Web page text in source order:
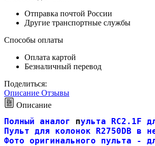
Отправка почтой России
Другие транспортные службы
Способы оплаты
Оплата картой
Безналичный перевод
Поделиться:
Описание Отзывы
Описание
Полный аналог пульта RC2.1F
Пульт для колонок R2750DB в
Фото оригинального пульта -